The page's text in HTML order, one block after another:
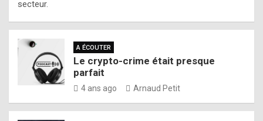
secteur.
A ÉCOUTER
Le crypto-crime était presque
parfait
4 ans ago Arnaud Petit